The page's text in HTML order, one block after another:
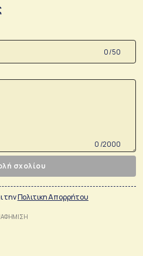
0 /50
0 /2000
σχολίου
τηνΠολιτικη Απορρήτου